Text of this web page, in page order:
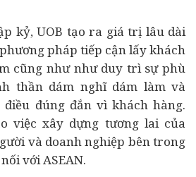
kỷ, UOB tạo ra giá trị lâu dài
pháp tiếp cận lấy khách
cũng như như duy trì sự phù
thần dám nghĩ dám làm và
đúng đắn vì khách hàng.
việc xây dựng tương lai của
và doanh nghiệp bên trong
với ASEAN.